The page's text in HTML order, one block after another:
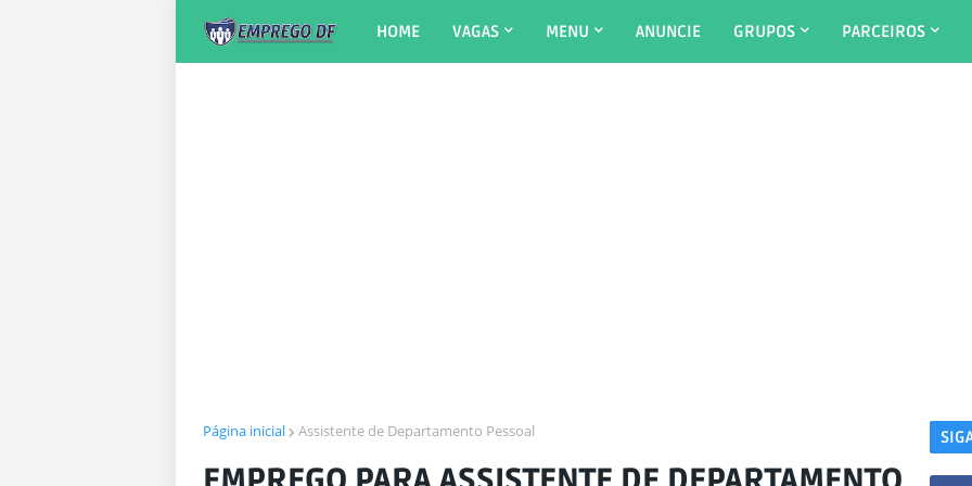
HOME VAGAS MENU ANUNCIE GRUPOS PARCEIROS
Página inicial Assistente de Departamento Pessoal